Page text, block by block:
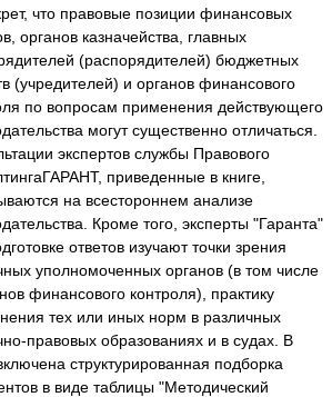
что правовые позиции финансовых
органов казначейства, главных
(распорядителей) бюджетных
(учредителей) и органов финансового
по вопросам применения действующего
могут существенно отличаться.
экспертов службы Правового
приведенные в книге,
на всестороннем анализе
Кроме того, эксперты "Гаранта"
ответов изучают точки зрения
уполномоченных органов (в том числе
финансового контроля), практику
тех или иных норм в различных
правовых образованиях и в судах. В
структурированная подборка
в виде таблицы "Методический